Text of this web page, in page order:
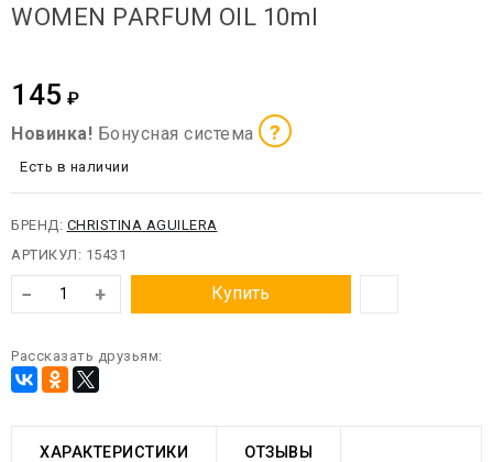
WOMEN PARFUM OIL 10ml
145 ₽
Новинка! Бонусная система ?
Есть в наличии
БРЕНД: CHRISTINA AGUILERA
АРТИКУЛ: 15431
− + Купить
Рассказать друзьям:
ХАРАКТЕРИСТИКИ ОТЗЫВЫ